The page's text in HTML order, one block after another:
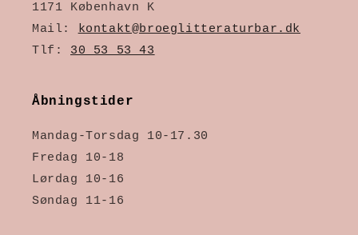
1171 København K
Mail: kontakt@broeglitteraturbar.dk
Tlf: 30 53 53 43
Åbningstider
Mandag-Torsdag 10-17.30
Fredag 10-18
Lørdag 10-16
Søndag 11-16